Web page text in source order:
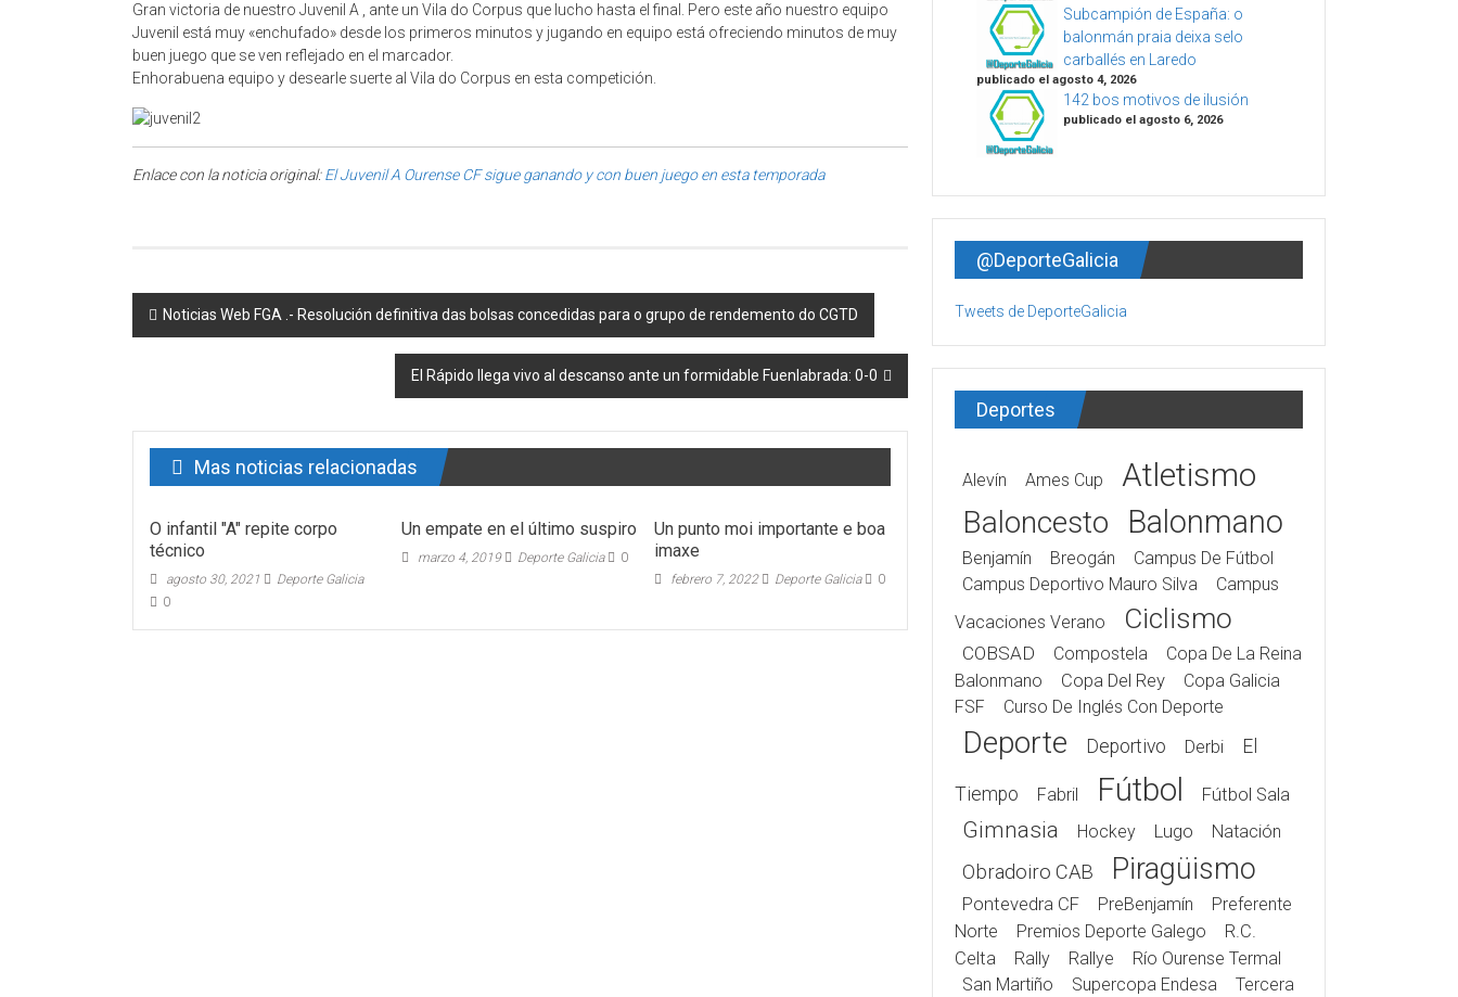
Gran victoria de nuestro Juvenil A , ante un Vila do Corpus que lucho hasta el final. Pero este año nuestro equipo
Juvenil está muy «enchufado» desde los primeros minutos y jugando en equipo está ofreciendo minutos de muy
buen juego que se ven reflejado en el marcador.
Enhorabuena equipo y desearle suerte al Vila do Corpus en esta competición.
Enlace con la noticia original:El Juvenil A Ourense CF sigue ganando y con buen juego en esta temporada
Post navigation
Noticias Web FGA .- Resolución definitiva das bolsas concedidas para o grupo de rendemento do CGTD
El Rápido llega vivo al descanso ante un formidable Fuenlabrada: 0-0
Mas noticias relacionadas
O infantil "A" repite corpo
técnico
agosto 30, 2021
Deporte Galicia
0
Un empate en el último suspiro
marzo 4, 2019 Deporte Galicia 0
Un punto moi importante e boa
imaxe
febrero 7, 2022 Deporte Galicia 0
Subcampión de España: o
balonmán praia deixa selo
carballés en Laredo
publicado el agosto 4, 2026
142 bos motivos de ilusión
publicado el agosto 6, 2026
@DeporteGalicia
Tweets de DeporteGalicia
Deportes
Alevín Ames Cup Atletismo
Baloncesto Balonmano
Benjamín Breogán
Campus De Fútbol
Campus Deportivo Mauro Silva
Campus
Vacaciones Verano
Ciclismo
COBSAD Compostela
Copa De La Reina
Balonmano
Copa Del Rey
Copa Galicia
FSF
Curso De Inglés Con Deporte
Deporte Deportivo Derbi El
Tiempo Fabril Fútbol Fútbol Sala
Gimnasia Hockey Lugo Natación
Obradoiro CAB Piragüismo
Pontevedra CF PreBenjamín
Preferente
Norte
Premios Deporte Galego
R.C.
Celta
Rally Rallye
Río Ourense Termal
San Martiño
Supercopa Endesa Tercera